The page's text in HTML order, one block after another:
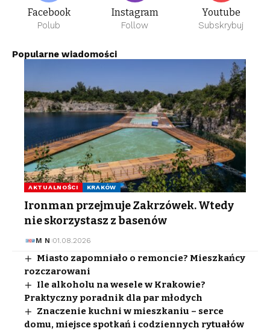
Facebook
Polub
Instagram
Follow
Youtube
Subskrybuj
Popularne wiadomości
AKTUALNOŚCI KRAKÓW
Ironman przejmuje Zakrzówek. Wtedy
nie skorzystasz z basenów
M N 01.08.2026
Miasto zapomniało o remoncie? Mieszkańcy
rozczarowani
Ile alkoholu na wesele w Krakowie?
Praktyczny poradnik dla par młodych
Znaczenie kuchni w mieszkaniu – serce
domu, miejsce spotkań i codziennych rytuałów